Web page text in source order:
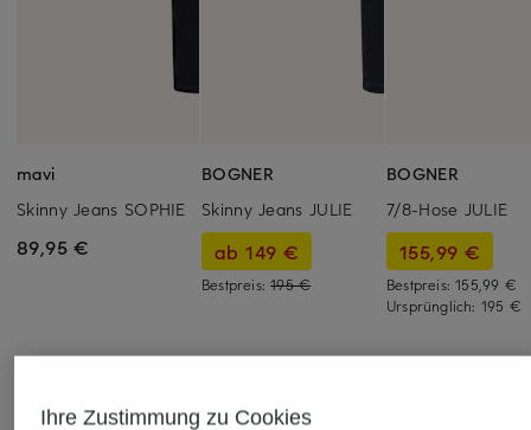
mavi
Skinny Jeans SOPHIE
89,95 €
BOGNER
Skinny Jeans JULIE
ab 149 €
Bestpreis:195 €
BOGNER
7/8-Hose JULIE
155,99 €
Bestpreis:155,99 €
Ursprünglich: 195 €
Ihre Zustimmung zu Cookies